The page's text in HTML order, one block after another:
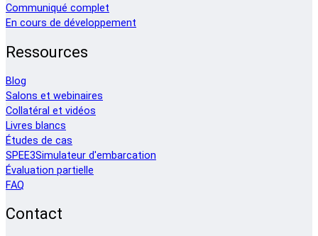
Communiqué complet
En cours de développement
Ressources
Blog
Salons et webinaires
Collatéral et vidéos
Livres blancs
Études de cas
SPEE3Simulateur d'embarcation
Évaluation partielle
FAQ
Contact